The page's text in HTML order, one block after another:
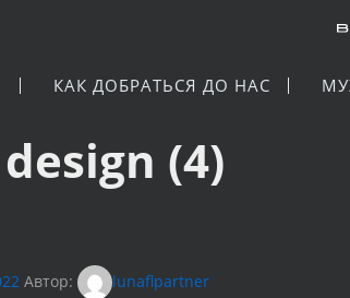
КАК ДОБРАТЬСЯ ДО НАС
(4)
Автор: lunaflpartner